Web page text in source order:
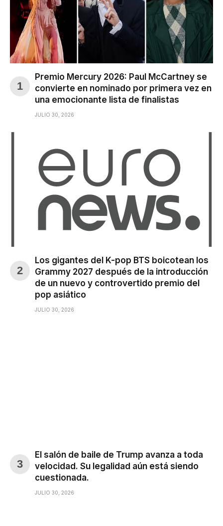
Premio Mercury 2026: Paul McCartney se
convierte en nominado por primera vez en
una emocionante lista de finalistas
JULIO 30, 2026
Los gigantes del K-pop BTS boicotean los
Grammy 2027 después de la introducción
de un nuevo y controvertido premio del
pop asiático
JULIO 30, 2026
El salón de baile de Trump avanza a toda
velocidad. Su legalidad aún está siendo
cuestionada.
JULIO 30, 2026